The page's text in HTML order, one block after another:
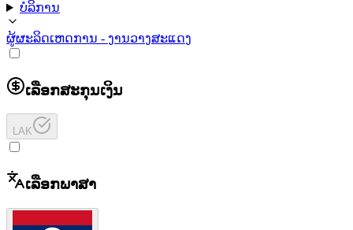
ບໍລິການ
ຜູ້ຜະລິດເຫດການ - ງານວາງສະແດງ
ເລືອກສະກຸນເງິນ
LAK
ເລືອກພາສາ